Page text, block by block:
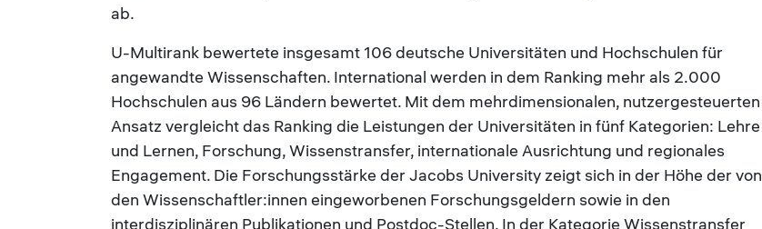
ab.
U-Multirank bewertete insgesamt 106 deutsche Universitäten und Hochschulen für
angewandte Wissenschaften. International werden in dem Ranking mehr als 2.000
Hochschulen aus 96 Ländern bewertet. Mit dem mehrdimensionalen, nutzergesteuerten
Ansatz vergleicht das Ranking die Leistungen der Universitäten in fünf Kategorien: Lehre
und Lernen, Forschung, Wissenstransfer, internationale Ausrichtung und regionales
Engagement. Die Forschungsstärke der Jacobs University zeigt sich in der Höhe der von
den Wissenschaftler:innen eingeworbenen Forschungsgeldern sowie in den
interdisziplinären Publikationen und Postdoc-Stellen. In der Kategorie Wissenstransfer